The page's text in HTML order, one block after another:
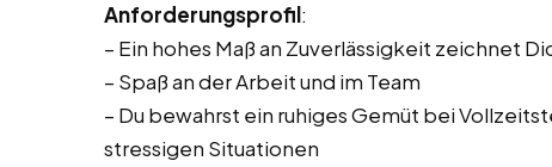
Anforderungsprofil:
– Ein hohes Maß an Zuverlässigkeit zeichnet
– Spaß an der Arbeit und im Team
– Du bewahrst ein ruhiges Gemüt bei
stressigen Situationen